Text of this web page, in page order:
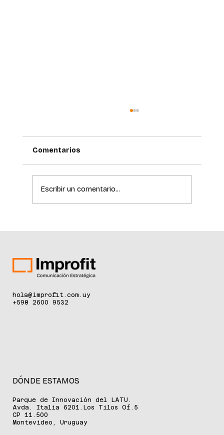
Comentarios
Escribir un comentario...
hola@improfit.com.uy
+598 2600 9532
DÓNDE ESTAMOS
Parque de Innovación del LATU.
Avda. Italia 6201.Los Tilos Of.5
CP 11.500
Montevideo, Uruguay